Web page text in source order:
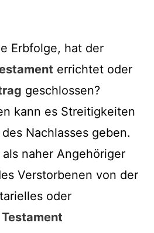
Erbfolge, hat der
errichtet oder
geschlossen?
kann es Streitigkeiten
Nachlasses geben.
naher Angehöriger
Verstorbenen von der
oder
Testament